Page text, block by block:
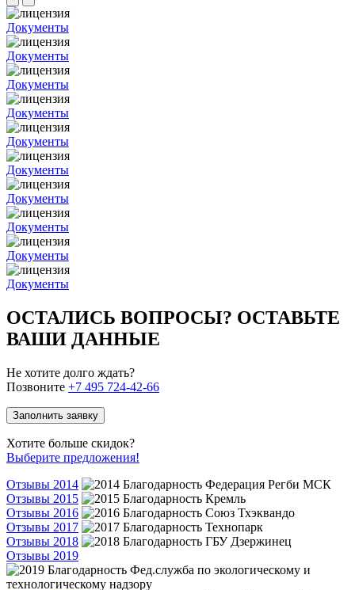
Документы
Документы
Документы
Документы
Документы
Документы
Документы
Документы
Документы
Документы
ОСТАЛИСЬ ВОПРОСЫ? ОСТАВЬТЕ
ВАШИ ДАННЫЕ
Не хотите долго ждать?
Позвоните +7 495 724-42-66
Заполнить заявку
Хотите больше скидок?
Выберите предложения!
Отзывы 2014
Отзывы 2015
Отзывы 2016
Отзывы 2017
Отзывы 2018
Отзывы 2019